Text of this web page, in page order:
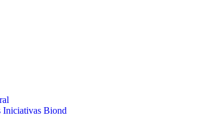
Iniciativas Biond